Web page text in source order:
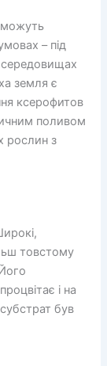
можуть
– під
земля є
ксерофитов
поливом
рослин з
товстому
і на
був